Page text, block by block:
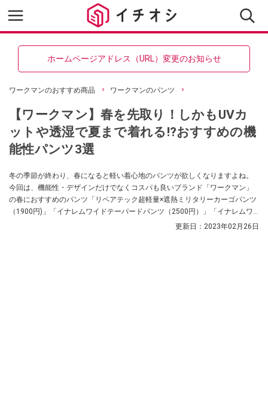
ホームページアドレス（URL）変更のお知らせ
ワークマンのおすすめ商品 ワークマンのパンツ
【ワークマン】春を先取り！しかもUVカ
ットや透湿で夏まで着れる!?おすすめの機
能性パンツ3選
冬の季節が終わり、春になると軽い着心地のパンツが欲しくなりますよね。
今回は、機能性・デザインだけでなくコスパも良いブランド「ワークマン」
の春におすすめのパンツ「リペアテック超軽量×遮熱ミリタリーカーゴパンツ
（1900円)」「イナレムワイドテーパードパンツ（2500円）」「イナレムワ
イドテーパードパンツ（2500円）」をご紹介します。更新日： 2023年02月26日